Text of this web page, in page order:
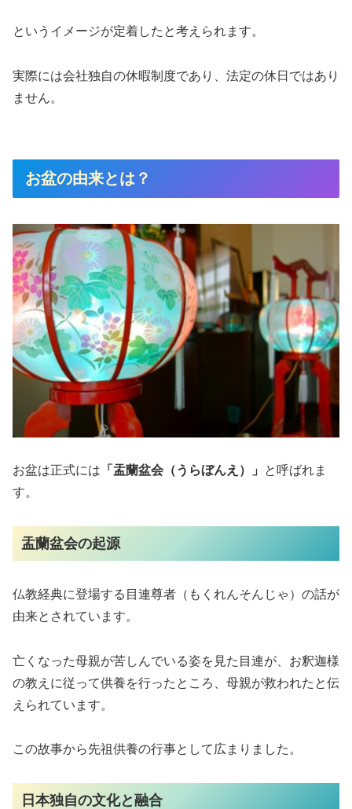
というイメージが定着したと考えられます。
実際には会社独自の休暇制度であり、法定の休日ではあり
ません。
お盆の由来とは？
お盆は正式には 「盂蘭盆会（うらぼんえ）」
と呼ばれま
す。
盂蘭盆会の起源
仏教経典に登場する目連尊者（もくれんそんじゃ）の話が
由来とされています。
亡くなった母親が苦しんでいる姿を見た目連が、お釈迦様
の教えに従って供養を行ったところ、母親が救われたと伝
えられています。
この故事から先祖供養の行事として広まりました。
日本独自の文化と融合